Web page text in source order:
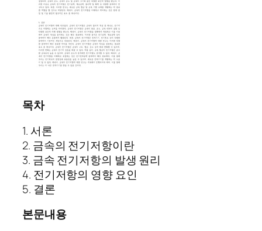
목차
1. 서론
2. 금속의 전기저항이란
3. 금속 전기저항의 발생 원리
4. 전기저항의 영향 요인
5. 결론
본문내용